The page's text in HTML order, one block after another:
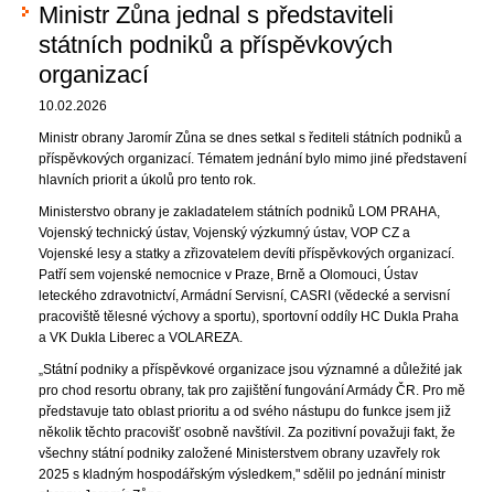
Ministr Zůna jednal s představiteli
státních podniků a příspěvkových
organizací
10.02.2026
Ministr obrany Jaromír Zůna se dnes setkal s řediteli státních podniků a
příspěvkových organizací. Tématem jednání bylo mimo jiné představení
hlavních priorit a úkolů pro tento rok.
Ministerstvo obrany je zakladatelem státních podniků LOM PRAHA,
Vojenský technický ústav, Vojenský výzkumný ústav, VOP CZ a
Vojenské lesy a statky a zřizovatelem devíti příspěvkových organizací.
Patří sem vojenské nemocnice v Praze, Brně a Olomouci, Ústav
leteckého zdravotnictví, Armádní Servisní, CASRI (vědecké a servisní
pracoviště tělesné výchovy a sportu), sportovní oddíly HC Dukla Praha
a VK Dukla Liberec a VOLAREZA.
„Státní podniky a příspěvkové organizace jsou významné a důležité jak
pro chod resortu obrany, tak pro zajištění fungování Armády ČR. Pro mě
představuje tato oblast prioritu a od svého nástupu do funkce jsem již
několik těchto pracovišť osobně navštívil. Za pozitivní považuji fakt, že
všechny státní podniky založené Ministerstvem obrany uzavřely rok
2025 s kladným hospodářským výsledkem," sdělil po jednání ministr